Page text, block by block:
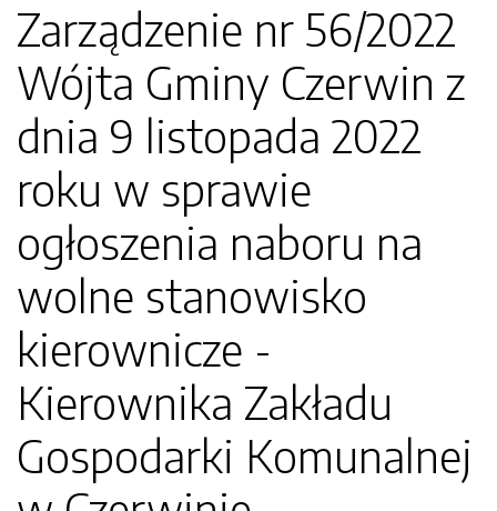
Zarządzenie nr 56/2022
Wójta Gminy Czerwin z
dnia 9 listopada 2022
roku w sprawie
ogłoszenia naboru na
wolne stanowisko
kierownicze -
Kierownika Zakładu
Gospodarki Komunalnej